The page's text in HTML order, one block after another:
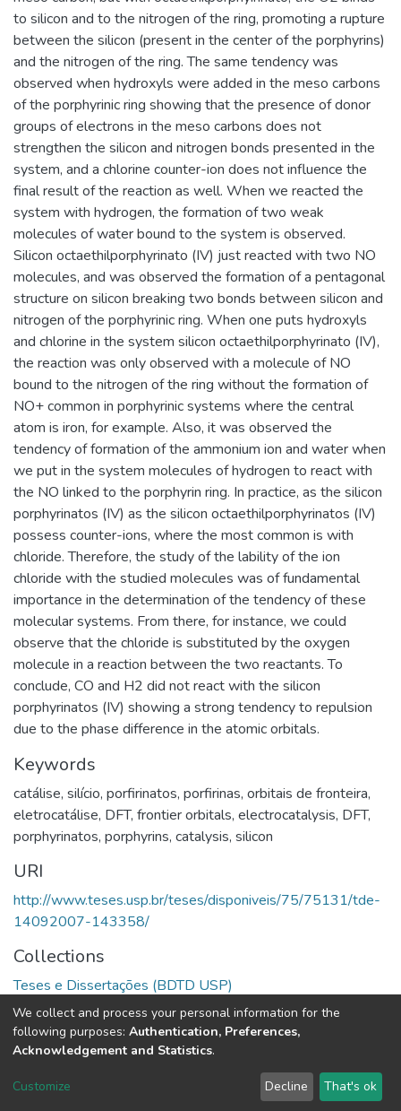
to silicon and to the nitrogen of the ring, promoting a rupture
between the silicon (present in the center of the porphyrins)
and the nitrogen of the ring. The same tendency was
observed when hydroxyls were added in the meso carbons
of the porphyrinic ring showing that the presence of donor
groups of electrons in the meso carbons does not
strengthen the silicon and nitrogen bonds presented in the
system, and a chlorine counter-ion does not influence the
final result of the reaction as well. When we reacted the
system with hydrogen, the formation of two weak
molecules of water bound to the system is observed.
Silicon octaethilporphyrinato (IV) just reacted with two NO
molecules, and was observed the formation of a pentagonal
structure on silicon breaking two bonds between silicon and
nitrogen of the porphyrinic ring. When one puts hydroxyls
and chlorine in the system silicon octaethilporphyrinato (IV),
the reaction was only observed with a molecule of NO
bound to the nitrogen of the ring without the formation of
NO+ common in porphyrinic systems where the central
atom is iron, for example. Also, it was observed the
tendency of formation of the ammonium ion and water when
we put in the system molecules of hydrogen to react with
the NO linked to the porphyrin ring. In practice, as the silicon
porphyrinatos (IV) as the silicon octaethilporphyrinatos (IV)
possess counter-ions, where the most common is with
chloride. Therefore, the study of the lability of the ion
chloride with the studied molecules was of fundamental
importance in the determination of the tendency of these
molecular systems. From there, for instance, we could
observe that the chloride is substituted by the oxygen
molecule in a reaction between the two reactants. To
conclude, CO and H2 did not react with the silicon
porphyrinatos (IV) showing a strong tendency to repulsion
due to the phase difference in the atomic orbitals.
Keywords
catálise, silício, porfirinatos, porfirinas, orbitais de fronteira,
eletrocatálise, DFT, frontier orbitals, electrocatalysis, DFT,
porphyrinatos, porphyrins, catalysis, silicon
URI
http://www.teses.usp.br/teses/disponiveis/75/75131/tde-
14092007-143358/
Collections
Teses e Dissertações (BDTD USP)
Full item page
DSpace software copyright © 2002-2026 LYRASIS
Send Feedback
We collect and process your personal information for the
following purposes: Authentication, Preferences,
Acknowledgement and Statistics.
Customize Decline That's ok